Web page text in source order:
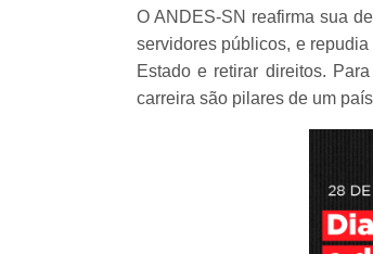
O ANDES-SN reafirma sua
servidores públicos, e
Estado e retirar direitos.
carreira são pilares de um